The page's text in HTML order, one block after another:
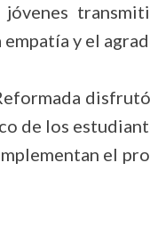
y el
de los
el